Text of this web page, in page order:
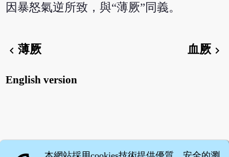
因暴怒氣逆所致，與“薄厥”同義。
chevron_left薄厥 血厥chevron_right
English version